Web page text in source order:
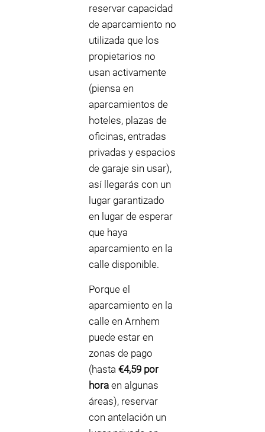
reservar capacidad
de aparcamiento no
utilizada que los
propietarios no
usan activamente
(piensa en
aparcamientos de
hoteles, plazas de
oficinas, entradas
privadas y espacios
de garaje sin usar),
así llegarás con un
lugar garantizado
en lugar de esperar
que haya
aparcamiento en la
calle disponible.
Porque el
aparcamiento en la
calle en Arnhem
puede estar en
zonas de pago
(hasta €4,59 por
hora en algunas
áreas), reservar
con antelación un